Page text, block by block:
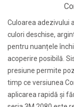
Culoarea adezivului
culori deschise,
pentru nuanțele
acoperire posibilă.
presiune permite
timp ce versiunea
aplicarea rapidă și